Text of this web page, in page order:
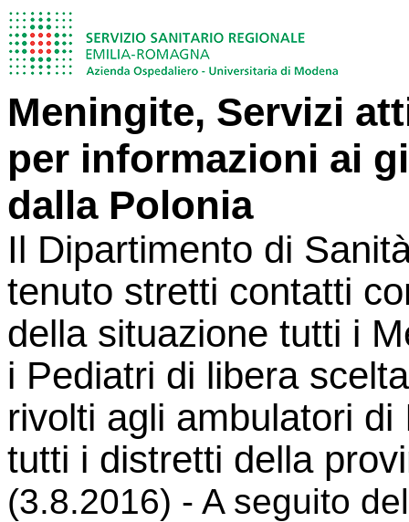
Meningite, Servizi
per informazioni ai
dalla Polonia
Il Dipartimento di
tenuto stretti contatti
della situazione tutti i
i Pediatri di libera
rivolti agli ambulatori
tutti i distretti della
(3.8.2016) - A seguito